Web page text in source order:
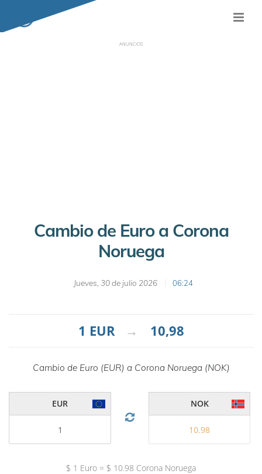
ANUNCIOS
Cambio de Euro a Corona
Noruega
jueves, 30 de julio 2026 06:24
1 EUR → 10,98
Cambio de Euro (EUR) a Corona Noruega (NOK)
EUR NOK
$ 1 Euro = $ 10.98 Corona Noruega